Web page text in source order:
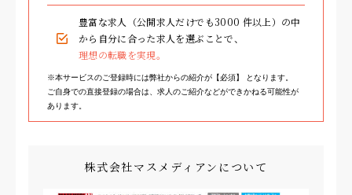
株式会社フルスピード
株式会社キュービック
株式会社ZOOOG
廣告社株式会社
豊富な求人（公開求人だけでも3000 件以上）の中
から自分に合った求人を選ぶことで、
理想の転職を実現。
※本サービスのご登録時には弊社からの紹介が【必須】 となります。
ご自身での直接登録の場合は、求人のご紹介などができかねる可能性が
あります。
株式会社マスメディアンについて